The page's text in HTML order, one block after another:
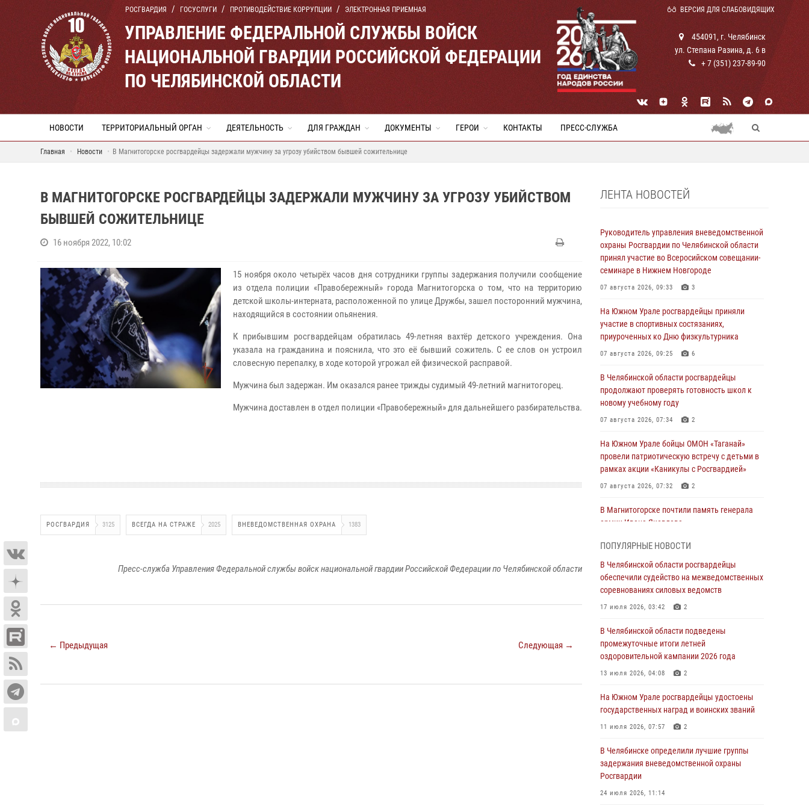
РОСГВАРДИЯ ГОСУСЛУГИ ПРОТИВОДЕЙСТВИЕ КОРРУПЦИИ ЭЛЕКТРОННАЯ ПРИЕМНАЯ ВЕРСИЯ ДЛЯ СЛАБОВИДЯЩИХ
УПРАВЛЕНИЕ ФЕДЕРАЛЬНОЙ СЛУЖБЫ ВОЙСК
НАЦИОНАЛЬНОЙ ГВАРДИИ РОССИЙСКОЙ ФЕДЕРАЦИИ
ПО ЧЕЛЯБИНСКОЙ ОБЛАСТИ
454091, г. Челябинск
ул. Степана Разина, д. 6 в
+ 7 (351) 237-89-90
НОВОСТИ ТЕРРИТОРИАЛЬНЫЙ ОРГАН ДЕЯТЕЛЬНОСТЬ ДЛЯ ГРАЖДАН ДОКУМЕНТЫ ГЕРОИ КОНТАКТЫ ПРЕСС-СЛУЖБА
Главная Новости В Магнитогорске росгвардейцы задержали мужчину за угрозу убийством бывшей сожительнице
В МАГНИТОГОРСКЕ РОСГВАРДЕЙЦЫ ЗАДЕРЖАЛИ МУЖЧИНУ ЗА УГРОЗУ УБИЙСТВОМ
БЫВШЕЙ СОЖИТЕЛЬНИЦЕ
16 ноября 2022, 10:02
15 ноября около четырёх часов дня сотрудники группы задержания получили сообщение
из отдела полиции «Правобережный» города Магнитогорска о том, что на территорию
детской школы-интерната, расположенной по улице Дружбы, зашел посторонний мужчина,
находящийся в состоянии опьянения.
К прибывшим росгвардейцам обратилась 49-летняя вахтёр детского учреждения. Она
указала на гражданина и пояснила, что это её бывший сожитель. С ее слов он устроил
словесную перепалку, в ходе которой угрожал ей физической расправой.
Мужчина был задержан. Им оказался ранее трижды судимый 49-летний магнитогорец.
Мужчина доставлен в отдел полиции «Правобережный» для дальнейшего разбирательства.
РОСГВАРДИЯ 3125 ВСЕГДА НА СТРАЖЕ 2025 ВНЕВЕДОМСТВЕННАЯ ОХРАНА 1383
Пресс-служба Управления Федеральной службы войск национальной гвардии Российской Федерации по Челябинской области
← Предыдущая Следующая →
ЛЕНТА НОВОСТЕЙ
Руководитель управления вневедомственной
охраны Росгвардии по Челябинской области
принял участие во Всеросийском совещании-
семинаре в Нижнем Новгороде
07 августа 2026, 09:33 3
На Южном Урале росгвардейцы приняли
участие в спортивных состязаниях,
приуроченных ко Дню физкультурника
07 августа 2026, 09:25 6
В Челябинской области росгвардейцы
продолжают проверять готовность школ к
новому учебному году
07 августа 2026, 07:34 2
На Южном Урале бойцы ОМОН «Таганай»
провели патриотическую встречу с детьми в
рамках акции «Каникулы с Росгвардией»
07 августа 2026, 07:32 2
В Магнитогорске почтили память генерала
армии Ивана Яковлева
В Магнитогорске сотрудники Росгвардии
задержали рецидивиста за хищение алкоголя
из супермаркета
05 августа 2026, 06:06
На Южном Урале спецназ Росгвардии провел
военно-полевые сборы для кадетов
04 августа 2026, 10:03 1
воров в Челябинске
04 августа 2026, 10:00
задержали подозреваемого в совершении
убийства
03 августа 2026, 11:41
ПОПУЛЯРНЫЕ НОВОСТИ
В Челябинской области росгвардейцы
обеспечили судейство на межведомственных
соревнованиях силовых ведомств
17 июля 2026, 03:42 2
В Челябинской области подведены
промежуточные итоги летней
оздоровительной кампании 2026 года
13 июля 2026, 04:08 2
На Южном Урале росгвардейцы удостоены
государственных наград и воинских званий
11 июля 2026, 07:57 2
В Челябинске определили лучшие группы
задержания вневедомственной охраны
Росгвардии
24 июля 2026, 11:14